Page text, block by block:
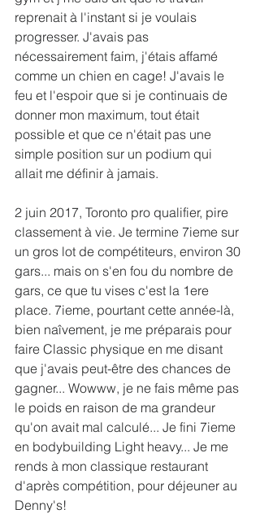
reprenait à l'instant si je voulais
progresser. J'avais pas
nécessairement faim, j'étais affamé
comme un chien en cage! J'avais le
feu et l'espoir que si je continuais de
donner mon maximum, tout était
possible et que ce n'était pas une
simple position sur un podium qui
allait me définir à jamais.
2 juin 2017, Toronto pro qualifier, pire
classement à vie. Je termine 7ieme sur
un gros lot de compétiteurs, environ 30
gars... mais on s'en fou du nombre de
gars, ce que tu vises c'est la 1ere
place. 7ieme, pourtant cette année-là,
bien naîvement, je me préparais pour
faire Classic physique en me disant
que j'avais peut-être des chances de
gagner... Wowww, je ne fais même pas
le poids en raison de ma grandeur
qu'on avait mal calculé... Je fini 7ieme
en bodybuilding Light heavy... Je me
rends à mon classique restaurant
d'après compétition, pour déjeuner au
Denny's!